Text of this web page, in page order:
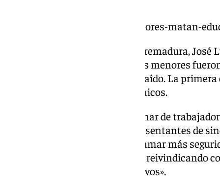
https://www.101tv.es/tres-menores-matan-
El delegado del Gobierno en Extremadura,
a los medios, explicó que los tres menores
un accidente con el coche sustraído. La
y horas después los otros dos chicos.
Asimismo, más de medio centenar de
pisos tutelados, junto con representantes de
este lunes en Badajoz para reclamar más
tras recordar que llevan «meses reivindicando
vez los menores son más agresivos».